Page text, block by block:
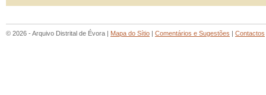
© 2026 - Arquivo Distrital de Évora | Mapa do Sítio | Comentários e Sugestões | Contactos